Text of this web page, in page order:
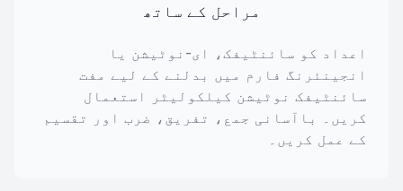
مراحل کے ساتھ
اعداد کو سائنٹیفک، ای-نوٹیشن یا
انجینئرنگ فارم میں بدلنے کے لیے مفت
سائنٹیفک نوٹیشن کیلکولیٹر استعمال
کریں۔ باآسانی جمع، تفریق، ضرب اور تقسیم
کے عمل کریں۔